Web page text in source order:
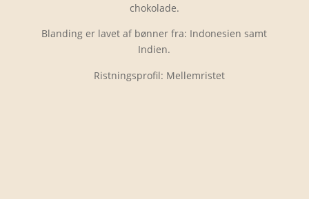
chokolade.
Blanding er lavet af bønner fra: Indonesien samt
Indien.
Ristningsprofil: Mellemristet